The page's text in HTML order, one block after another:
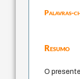
Palavras-
Resumo
O